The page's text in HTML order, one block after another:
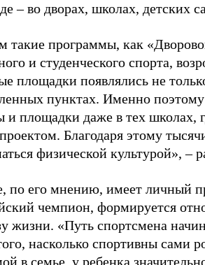
– во дворах, школах, детских
программы, как
и студенческого спорта,
площадки появлялись не
пунктах. Именно поэтому
и площадки даже в тех школах,
Благодаря этому
физической культурой», –
по его мнению, имеет личный
чемпион, формируется
жизни. «Путь спортсмена
насколько спортивны сами
в семье, у ребенка